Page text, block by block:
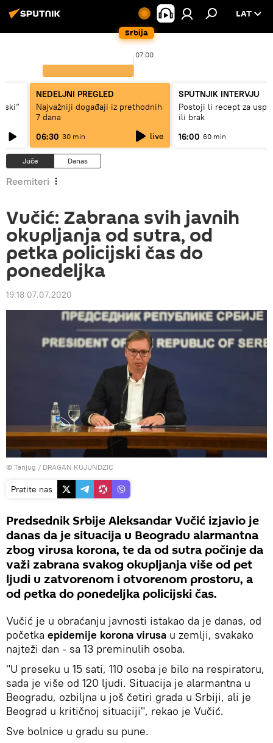
Srbija
LAT
07:00
NEDELJNI PREGLED
Najvažniji događaji iz prethodnih
7 dana
06:30 30 min live
SPUTNJIK INTERVJU
Postoji li recept za
ili brak
16:00 60 min
Juče Danas
Reemiteri
Vučić: Zabrana svih javnih
okupljanja od sutra, od
petka policijski čas do
ponedeljka
19:18 07.07.2020
© Tanjug / DRAGAN KUJUNDZIC
Pratite nas
Predsednik Srbije Aleksandar Vučić izjavio je
danas da je situacija u Beogradu alarmantna
zbog virusa korona, te da od sutra počinje da
važi zabrana svakog okupljanja više od pet
ljudi u zatvorenom i otvorenom prostoru, a
od petka do ponedeljka policijski čas.
Vučić je u obraćanju javnosti istakao da je danas, od
početka epidemije korona virusa u zemlji, svakako
najteži dan - sa 13 preminulih osoba.
"U preseku u 15 sati, 110 osoba je bilo na respiratoru,
sada je više od 120 ljudi. Situacija je alarmantna u
Beogradu, ozbiljna u još četiri grada u Srbiji, ali je
Beograd u kritičnoj situaciji", rekao je Vučić.
Sve bolnice u gradu su pune.